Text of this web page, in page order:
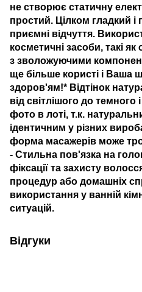
не створює статичну
простий. Цілком гладкий
приємні відчуття.
косметичні засоби, такі як
з зволожуючими
ще більше користі і Ваша
здоров'ям!* Відтінок
від світлішого до темного
фото в лоті, т.к.
ідентичним у різних
форма масажерів може
- Стильна пов'язка на
фіксації та захисту
процедур або домашніх
використання у ванній
ситуацій.
Відгуки